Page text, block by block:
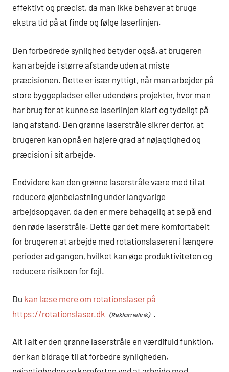
effektivt og præcist, da man ikke behøver at bruge
ekstra tid på at finde og følge laserlinjen.
Den forbedrede synlighed betyder også, at brugeren
kan arbejde i større afstande uden at miste
præcisionen. Dette er især nyttigt, når man arbejder på
store byggepladser eller udendørs projekter, hvor man
har brug for at kunne se laserlinjen klart og tydeligt på
lang afstand. Den grønne laserstråle sikrer derfor, at
brugeren kan opnå en højere grad af nøjagtighed og
præcision i sit arbejde.
Endvidere kan den grønne laserstråle være med til at
reducere øjenbelastning under langvarige
arbejdsopgaver, da den er mere behagelig at se på end
den røde laserstråle. Dette gør det mere komfortabelt
for brugeren at arbejde med rotationslaseren i længere
perioder ad gangen, hvilket kan øge produktiviteten og
reducere risikoen for fejl.
Du kan læse mere om rotationslaser på
https://rotationslaser.dk
.
Alt i alt er den grønne laserstråle en værdifuld funktion,
der kan bidrage til at forbedre synligheden,